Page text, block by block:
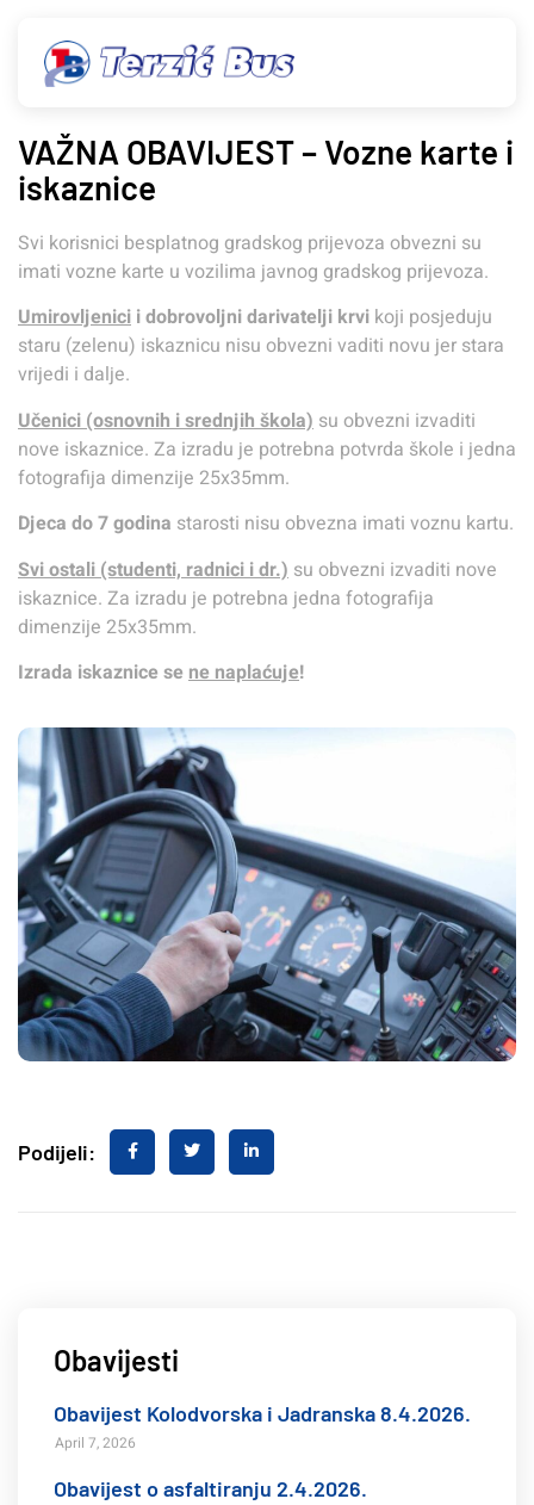
Obavijesti
Obavijest Kolodvorska i Jadranska 8.4.2026.
April 7, 2026
Obavijest o asfaltiranju 2.4.2026.
VAŽNA OBAVIJEST – Vozne karte i
iskaznice
Svi korisnici besplatnog gradskog prijevoza obvezni su
imati vozne karte u vozilima javnog gradskog prijevoza.
Umirovljenici i dobrovoljni darivatelji krvi koji posjeduju
staru (zelenu) iskaznicu nisu obvezni vaditi novu jer stara
vrijedi i dalje.
Učenici (osnovnih i srednjih škola) su obvezni izvaditi
nove iskaznice. Za izradu je potrebna potvrda škole i jedna
fotografija dimenzije 25x35mm.
Djeca do 7 godina starosti nisu obvezna imati voznu kartu.
Svi ostali (studenti, radnici i dr.) su obvezni izvaditi nove
iskaznice. Za izradu je potrebna jedna fotografija
dimenzije 25x35mm.
Izrada iskaznice se ne naplaćuje!
Podijeli: